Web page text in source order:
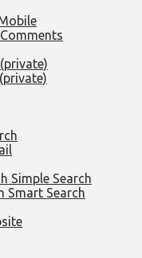
Simple Search
Smart Search